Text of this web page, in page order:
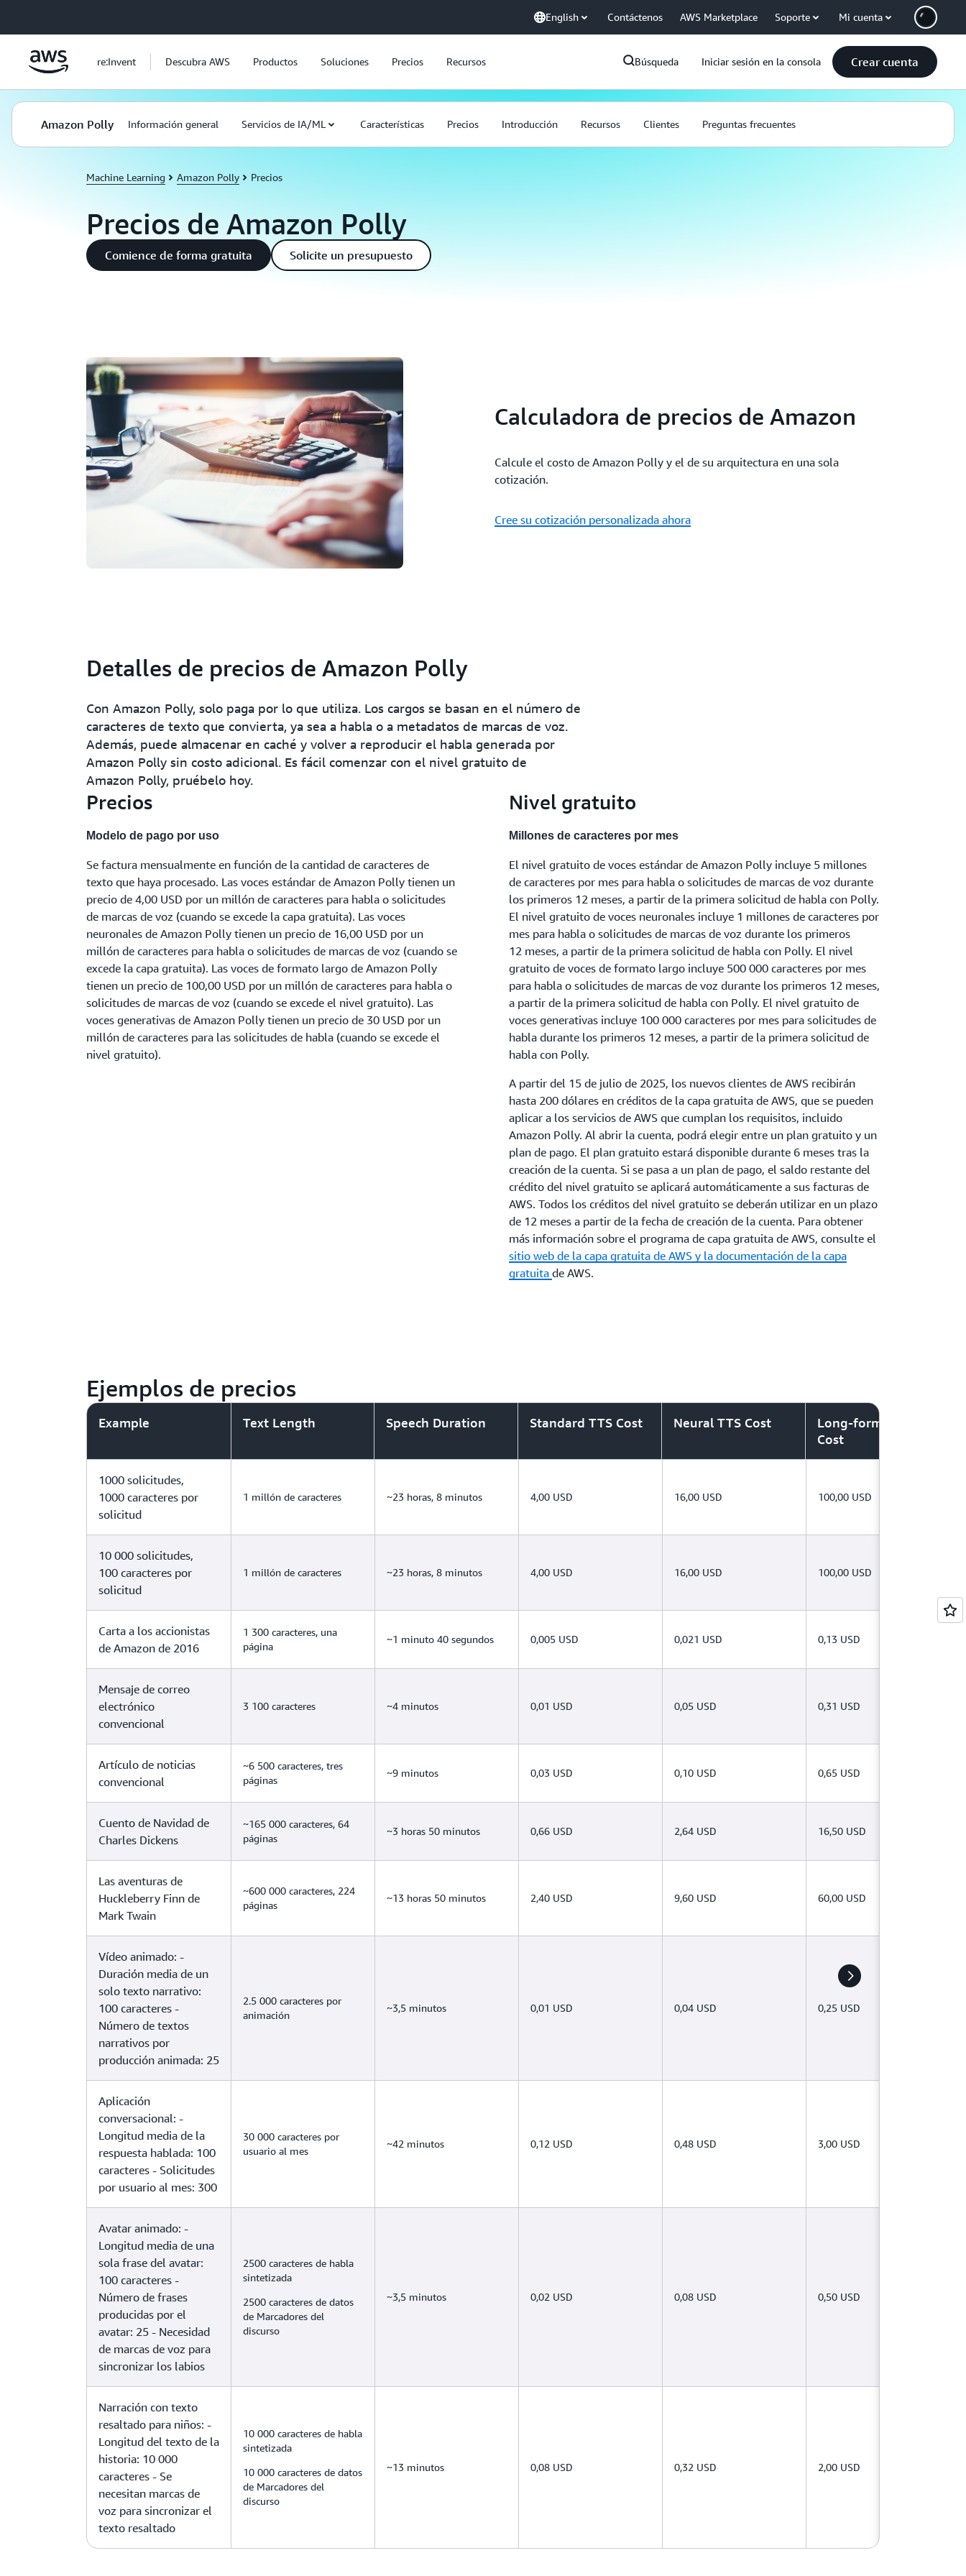
English Contáctenos AWS Marketplace Soporte Mi cuenta
re:Invent Descubra AWS Productos Soluciones Precios Recursos Búsqueda Iniciar sesión en la consola Crear cuenta
Amazon Polly Información general Servicios de IA/ML Características Precios Introducción Recursos Clientes Preguntas frecuentes
Machine Learning Amazon Polly Precios
Precios de Amazon Polly
Comience de forma gratuita Solicite un presupuesto
Calculadora de precios de Amazon
Calcule el costo de Amazon Polly y el de su arquitectura en una sola
cotización.
Cree su cotización personalizada ahora
Detalles de precios de Amazon Polly
Con Amazon Polly, solo paga por lo que utiliza. Los cargos se basan en el número de
caracteres de texto que convierta, ya sea a habla o a metadatos de marcas de voz.
Además, puede almacenar en caché y volver a reproducir el habla generada por
Amazon Polly sin costo adicional. Es fácil comenzar con el nivel gratuito de
Amazon Polly, pruébelo hoy.
Precios
Modelo de pago por uso
Se factura mensualmente en función de la cantidad de caracteres de
texto que haya procesado. Las voces estándar de Amazon Polly tienen un
precio de 4,00 USD por un millón de caracteres para habla o solicitudes
de marcas de voz (cuando se excede la capa gratuita). Las voces
neuronales de Amazon Polly tienen un precio de 16,00 USD por un
millón de caracteres para habla o solicitudes de marcas de voz (cuando se
excede la capa gratuita). Las voces de formato largo de Amazon Polly
tienen un precio de 100,00 USD por un millón de caracteres para habla o
solicitudes de marcas de voz (cuando se excede el nivel gratuito). Las
voces generativas de Amazon Polly tienen un precio de 30 USD por un
millón de caracteres para las solicitudes de habla (cuando se excede el
nivel gratuito).
Nivel gratuito
Millones de caracteres por mes
El nivel gratuito de voces estándar de Amazon Polly incluye 5 millones
de caracteres por mes para habla o solicitudes de marcas de voz durante
los primeros 12 meses, a partir de la primera solicitud de habla con Polly.
El nivel gratuito de voces neuronales incluye 1 millones de caracteres por
mes para habla o solicitudes de marcas de voz durante los primeros
12 meses, a partir de la primera solicitud de habla con Polly. El nivel
gratuito de voces de formato largo incluye 500 000 caracteres por mes
para habla o solicitudes de marcas de voz durante los primeros 12 meses,
a partir de la primera solicitud de habla con Polly. El nivel gratuito de
voces generativas incluye 100 000 caracteres por mes para solicitudes de
habla durante los primeros 12 meses, a partir de la primera solicitud de
habla con Polly.
A partir del 15 de julio de 2025, los nuevos clientes de AWS recibirán
hasta 200 dólares en créditos de la capa gratuita de AWS, que se pueden
aplicar a los servicios de AWS que cumplan los requisitos, incluido
Amazon Polly. Al abrir la cuenta, podrá elegir entre un plan gratuito y un
plan de pago. El plan gratuito estará disponible durante 6 meses tras la
creación de la cuenta. Si se pasa a un plan de pago, el saldo restante del
crédito del nivel gratuito se aplicará automáticamente a sus facturas de
AWS. Todos los créditos del nivel gratuito se deberán utilizar en un plazo
de 12 meses a partir de la fecha de creación de la cuenta. Para obtener
más información sobre el programa de capa gratuita de AWS, consulte el
sitio web de la capa gratuita de AWS y la documentación de la capa
gratuita de AWS.
Ejemplos de precios
Example Text Length Speech Duration Standard TTS Cost Neural TTS Cost
Long-form TTS
Cost
1000 solicitudes,
1000 caracteres por
solicitud
1 millón de caracteres ~23 horas, 8 minutos 4,00 USD 16,00 USD 100,00 USD
10 000 solicitudes,
100 caracteres por
solicitud
1 millón de caracteres ~23 horas, 8 minutos 4,00 USD 16,00 USD 100,00 USD
Carta a los accionistas
de Amazon de 2016
1 300 caracteres, una
página
~1 minuto 40 segundos 0,005 USD 0,021 USD 0,13 USD
Mensaje de correo
electrónico
convencional
3 100 caracteres ~4 minutos 0,01 USD 0,05 USD 0,31 USD
Artículo de noticias
convencional
~6 500 caracteres, tres
páginas
~9 minutos 0,03 USD 0,10 USD 0,65 USD
Cuento de Navidad de
Charles Dickens
~165 000 caracteres, 64
páginas
~3 horas 50 minutos 0,66 USD 2,64 USD 16,50 USD
Las aventuras de
Huckleberry Finn de
Mark Twain
~600 000 caracteres, 224
páginas
~13 horas 50 minutos 2,40 USD 9,60 USD 60,00 USD
Vídeo animado: -
Duración media de un
solo texto narrativo:
100 caracteres -
Número de textos
narrativos por
producción animada: 25
2.5 000 caracteres por
animación
~3,5 minutos 0,01 USD 0,04 USD 0,25 USD
Aplicación
conversacional: -
Longitud media de la
respuesta hablada: 100
caracteres - Solicitudes
por usuario al mes: 300
30 000 caracteres por
usuario al mes
~42 minutos 0,12 USD 0,48 USD 3,00 USD
Avatar animado: -
Longitud media de una
sola frase del avatar:
100 caracteres -
Número de frases
producidas por el
avatar: 25 - Necesidad
de marcas de voz para
sincronizar los labios
2500 caracteres de habla
sintetizada
2500 caracteres de datos
de Marcadores del
discurso
~3,5 minutos 0,02 USD 0,08 USD 0,50 USD
Narración con texto
resaltado para niños: -
Longitud del texto de la
historia: 10 000
caracteres - Se
necesitan marcas de
voz para sincronizar el
texto resaltado
10 000 caracteres de habla
sintetizada
10 000 caracteres de datos
de Marcadores del
discurso
~13 minutos 0,08 USD 0,32 USD 2,00 USD